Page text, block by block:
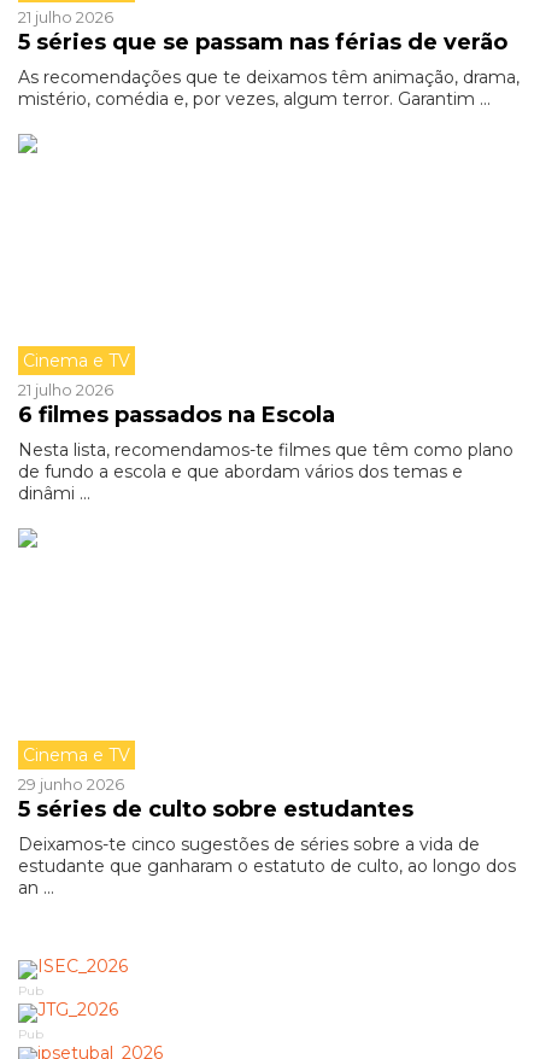
21 julho 2026
5 séries que se passam nas férias de verão
As recomendações que te deixamos têm animação, drama,
mistério, comédia e, por vezes, algum terror. Garantim ...
Cinema e TV
21 julho 2026
6 filmes passados na Escola
Nesta lista, recomendamos-te filmes que têm como plano
de fundo a escola e que abordam vários dos temas e
dinâmi ...
Cinema e TV
29 junho 2026
5 séries de culto sobre estudantes
Deixamos-te cinco sugestões de séries sobre a vida de
estudante que ganharam o estatuto de culto, ao longo dos
an ...
Pub
Pub